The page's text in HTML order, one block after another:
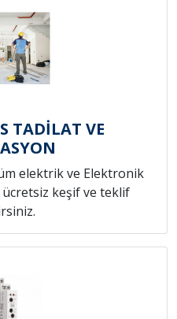
TADİLAT VE
elektrik ve Elektronik
ücretsiz keşif ve teklif